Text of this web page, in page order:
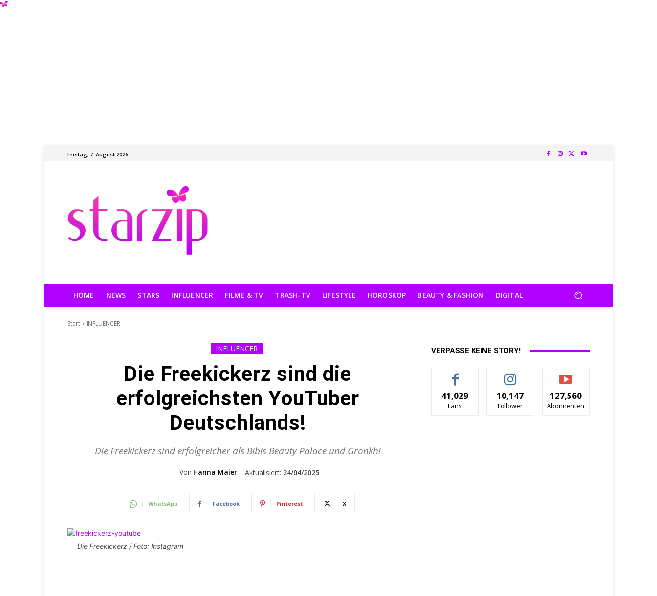
Freitag, 7. August 2026
HOME NEWS STARS INFLUENCER FILME & TV TRASH-TV LIFESTYLE HOROSKOP BEAUTY & FASHION DIGITAL
Start INFLUENCER
INFLUENCER
Die Freekickerz sind die
erfolgreichsten YouTuber
Deutschlands!
Die Freekickerz sind erfolgreicher als Bibis Beauty Palace und Gronkh!
Von Hanna Maier Aktualisiert: 24/04/2025
WhatsApp Facebook Pinterest X
Die Freekickerz / Foto: Instagram
VERPASSE KEINE STORY!
41,029
Fans
10,147
Follower
127,560
Abonnenten